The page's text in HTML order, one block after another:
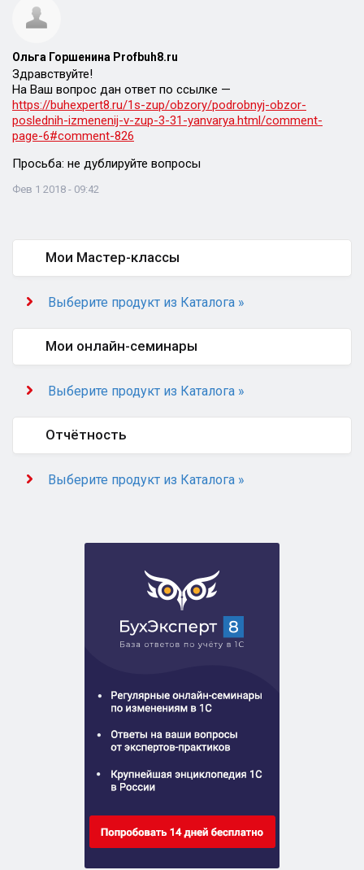
Ольга Горшенина Profbuh8.ru
Здравствуйте!
На Ваш вопрос дан ответ по ссылке —
https://buhexpert8.ru/1s-zup/obzory/podrobnyj-obzor-
poslednih-izmenenij-v-zup-3-31-yanvarya.html/comment-
page-6#comment-826
Просьба: не дублируйте вопросы
Фев 1 2018 - 09:42
Мои Мастер-классы
Выберите продукт из Каталога »
Мои онлайн-семинары
Выберите продукт из Каталога »
Отчётность
Выберите продукт из Каталога »